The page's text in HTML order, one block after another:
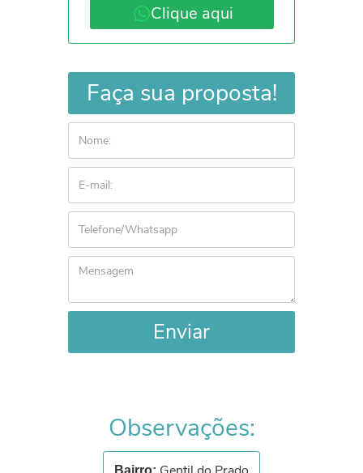
Clique aqui
Faça sua proposta!
Enviar
Observações:
Bairro: